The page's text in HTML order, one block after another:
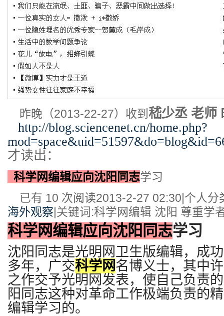
昨晚（2013-22-27）收到 嵇少丞 老师
http://blog.sciencenet.cn/home.php?
才读出：
科学网编辑应向沈阳同志学习
已有 10 次阅读2013-2-27 02:30 个人分
海外观察 关键词:科学网编辑 沈阳 尊重学
科学网编辑应向沈阳同志学习
沈阳同志是光明网卫生版编辑，成
多年，广交科学网名博义士，其中
之作交予光明网发表，使自己负责
阳同志这种对革命工作极端负责的
编辑学习的。